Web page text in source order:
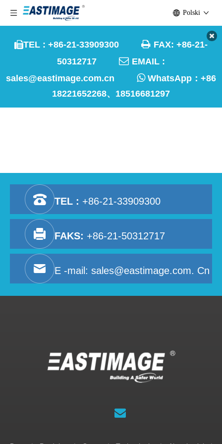
TEL : +86-21-33909300  FAX: +86-21-
50312717  EMAIL :
sales@eastimage.com.cn
WhatsApp： +86
18221652268、18516681297
Polski
TEL : +86-21-33909300
FAKS: +86-21-50312717
E -mail: sales@eastimage.com. Cn